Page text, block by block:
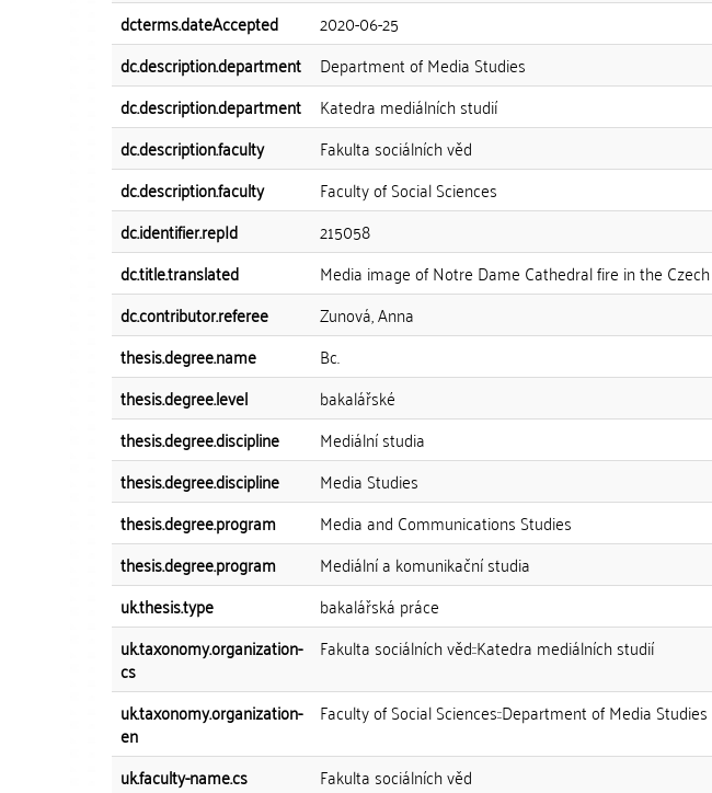
dcterms.dateAccepted
2020-06-25
dc.description.department
Department of Media Studies
dc.description.department
Katedra mediálních studií
dc.description.faculty
Fakulta sociálních věd
dc.description.faculty
Faculty of Social Sciences
dc.identifier.repId
215058
dc.title.translated
Media image of Notre Dame Cathedral fire in the
dc.contributor.referee
Zunová, Anna
thesis.degree.name
Bc.
thesis.degree.level
bakalářské
thesis.degree.discipline
Mediální studia
thesis.degree.discipline
Media Studies
thesis.degree.program
Media and Communications Studies
thesis.degree.program
Mediální a komunikační studia
uk.thesis.type
bakalářská práce
uk.taxonomy.organization-
cs
Fakulta sociálních věd::Katedra mediálních studií
uk.taxonomy.organization-
en
Faculty of Social Sciences::Department of Media Studies
uk.faculty-name.cs Fakulta sociálních věd